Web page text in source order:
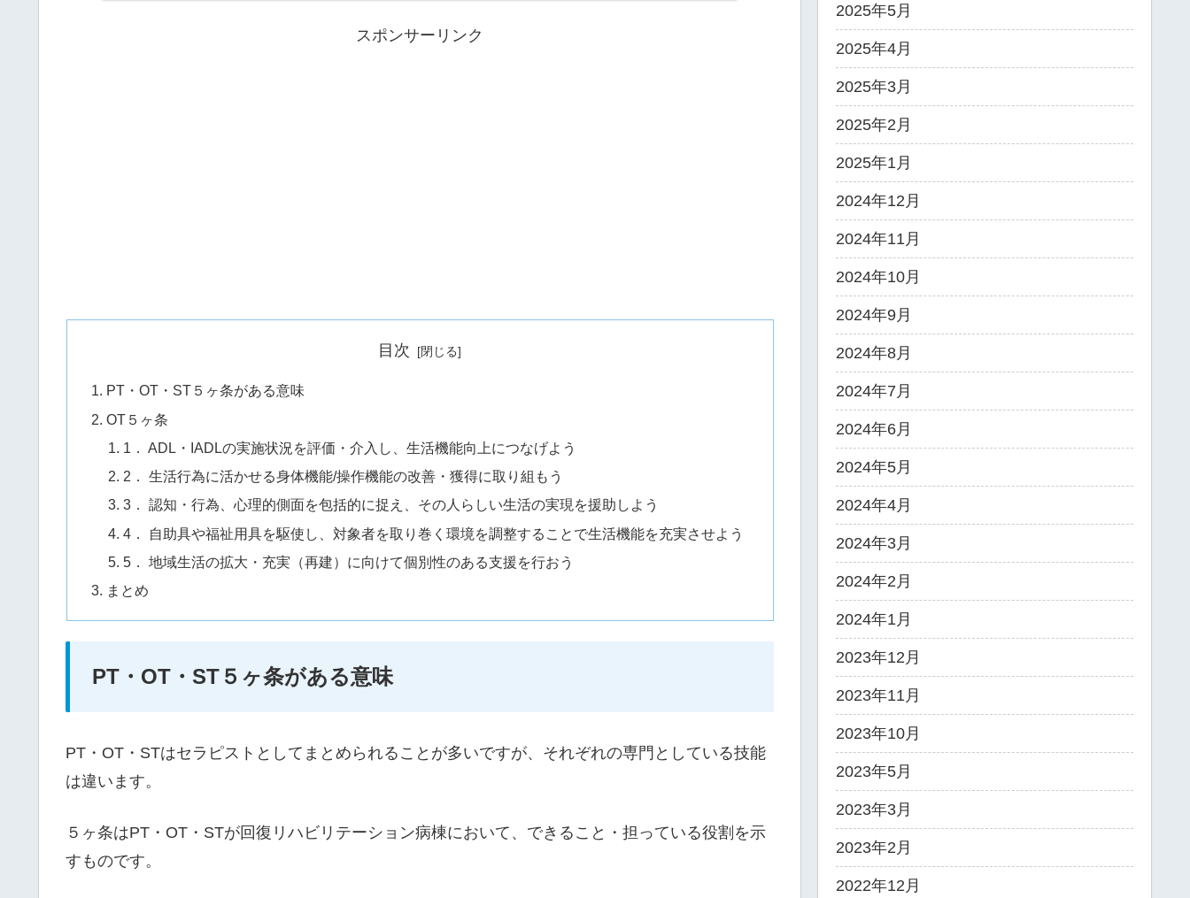
スポンサーリンク
目次
PT・OT・ST５ヶ条がある意味
OT５ヶ条
1． ADL・IADLの実施状況を評価・介入し、生活機能向上につなげよう
2． 生活行為に活かせる身体機能/操作機能の改善・獲得に取り組もう
3． 認知・行為、心理的側面を包括的に捉え、その人らしい生活の実現を援助しよう
4． 自助具や福祉用具を駆使し、対象者を取り巻く環境を調整することで生活機能を充実させよう
5． 地域生活の拡大・充実（再建）に向けて個別性のある支援を行おう
まとめ
PT・OT・ST５ヶ条がある意味
PT・OT・STはセラピストとしてまとめられることが多いですが、それぞれの専門としている技能
は違います。
５ヶ条はPT・OT・STが回復リハビリテーション病棟において、できること・担っている役割を示
すものです。
2025年5月
2025年4月
2025年3月
2025年2月
2025年1月
2024年12月
2024年11月
2024年10月
2024年9月
2024年8月
2024年7月
2024年6月
2024年5月
2024年4月
2024年3月
2024年2月
2024年1月
2023年12月
2023年11月
2023年10月
2023年5月
2023年3月
2023年2月
2022年12月